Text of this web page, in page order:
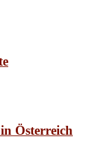
Österreich